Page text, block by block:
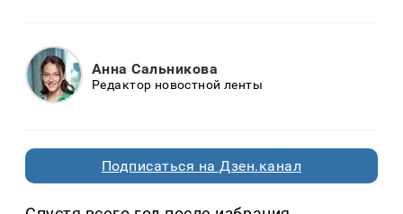
Анна Сальникова
Редактор новостной ленты
Подписаться на Дзен.канал